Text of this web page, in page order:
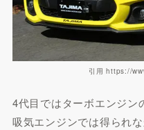
引用 https://
4代目ではターボエンジン
吸気エンジンでは得られ